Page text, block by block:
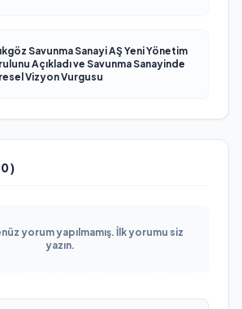
Savunma Sanayi AŞ Yeni Yönetim
Açıkladı ve Savunma Sanayinde
Vizyon Vurgusu
yorum yapılmamış. İlk yorumu siz
yazın.